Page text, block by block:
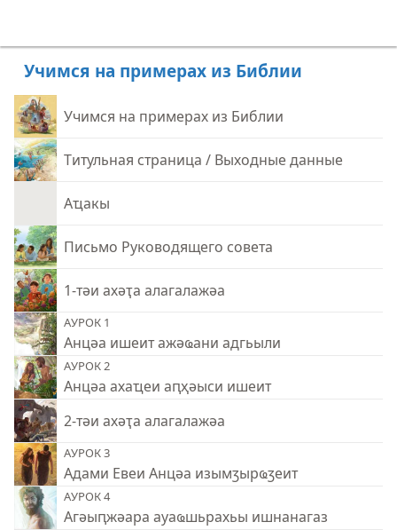
Учимся на примерах из Библии
Учимся на примерах из Библии
Титульная страница / Выходные данные
Аҵакы
Письмо Руководящего совета
1-тәи ахәҭа алагалажәа
АУРОК 1
Анцәа ишеит ажәҩани адгьыли
АУРОК 2
Анцәа ахаҵеи аԥҳәыси ишеит
2-тәи ахәҭа алагалажәа
АУРОК 3
Адами Евеи Анцәа изымӡырҩӡеит
АУРОК 4
Агәыԥжәара ауаҩшьрахьы ишнанагаз